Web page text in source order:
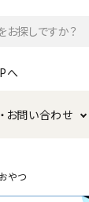
へ
剤
お問い合わせ
やつ